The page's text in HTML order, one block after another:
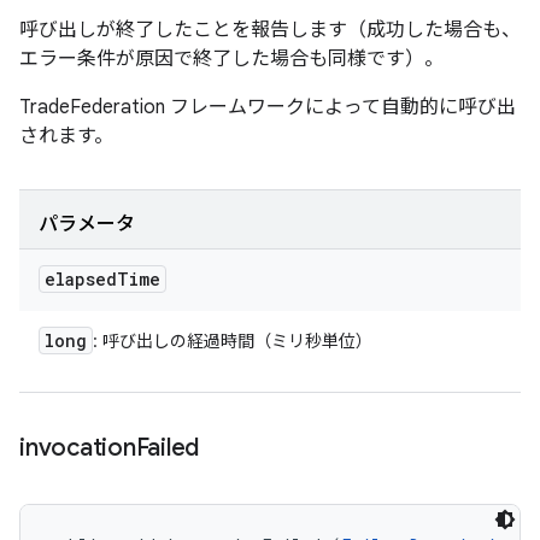
呼び出しが終了したことを報告します（成功した場合も、
エラー条件が原因で終了した場合も同様です）。
TradeFederation フレームワークによって自動的に呼び出
されます。
パラメータ
elapsedTime
long : 呼び出しの経過時間（ミリ秒単位）
invocationFailed